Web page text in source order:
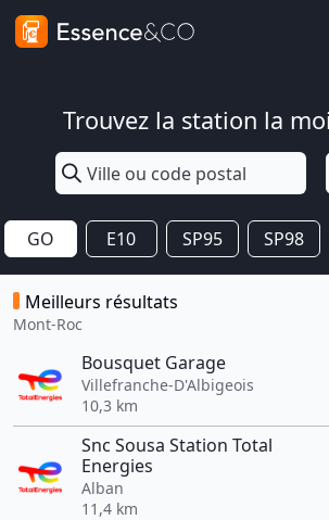
Trouvez la station la
GO E10 SP95 SP98
Meilleurs résultats
Mont-Roc
Bousquet Garage
Villefranche-D'Albigeois
10,3 km
Snc Sousa Station Total
Energies
Alban
11,4 km